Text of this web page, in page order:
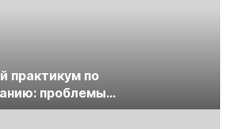
практикум по
проблемы
цифровизации, экспертизы